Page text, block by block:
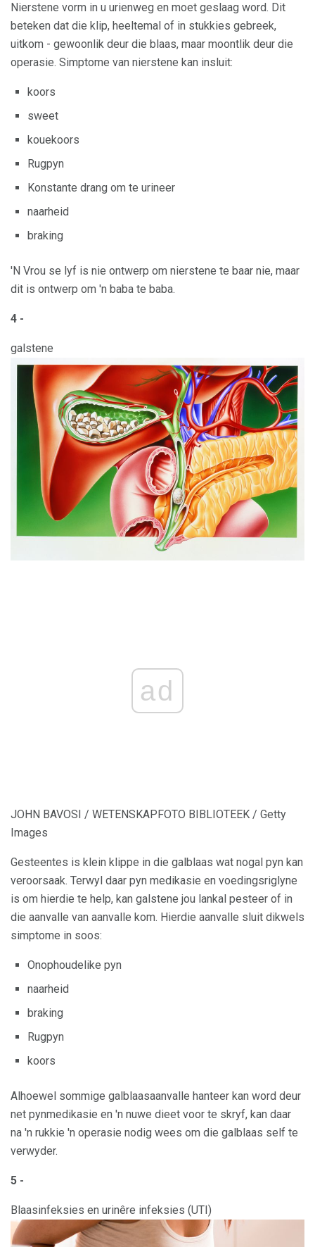
Nierstene vorm in u urienweg en moet geslaag word. Dit
beteken dat die klip, heeltemal of in stukkies gebreek,
uitkom - gewoonlik deur die blaas, maar moontlik deur die
operasie. Simptome van nierstene kan insluit:
koors
sweet
kouekoors
Rugpyn
Konstante drang om te urineer
naarheid
braking
'N Vrou se lyf is nie ontwerp om nierstene te baar nie, maar
dit is ontwerp om 'n baba te baba.
4 -
galstene
ad
JOHN BAVOSI / WETENSKAPFOTO BIBLIOTEEK / Getty
Images
Gesteentes is klein klippe in die galblaas wat nogal pyn kan
veroorsaak. Terwyl daar pyn medikasie en voedingsriglyne
is om hierdie te help, kan galstene jou lankal pesteer of in
die aanvalle van aanvalle kom. Hierdie aanvalle sluit dikwels
simptome in soos:
Onophoudelike pyn
naarheid
braking
Rugpyn
koors
Alhoewel sommige galblaasaanvalle hanteer kan word deur
net pynmedikasie en 'n nuwe dieet voor te skryf, kan daar
na 'n rukkie 'n operasie nodig wees om die galblaas self te
verwyder.
5 -
Blaasinfeksies en urinêre infeksies (UTI)